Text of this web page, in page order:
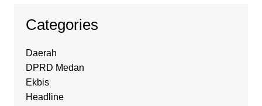
Categories
Daerah
DPRD Medan
Ekbis
Headline